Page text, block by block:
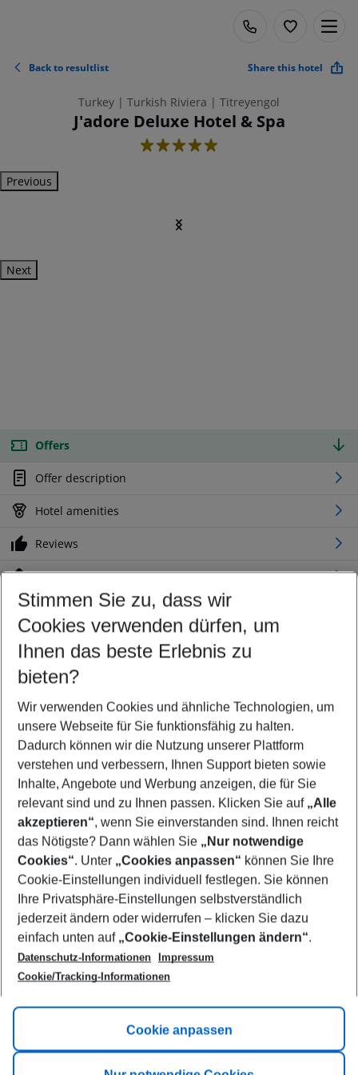
Back to resultlist Share this hotel
Turkey | Turkish Riviera | Titreyengol
J'adore Deluxe Hotel & Spa
5
Previous
Next
Offers
Offer description
Hotel amenities
Reviews
Location
Customize your offer
Find the perfect deal which suits your best
Your departure airport
Any airport
Select your date range
11/08/26–09/08/27 5-8 nights
Who will travel
2 adults No children
Show more filter
Footer
Footer navigation
Title A
Link A
Stimmen Sie zu, dass wir
Cookies verwenden dürfen, um
Ihnen das beste Erlebnis zu
bieten?
Wir verwenden Cookies und ähnliche Technologien, um
unsere Webseite für Sie funktionsfähig zu halten.
Dadurch können wir die Nutzung unserer Plattform
verstehen und verbessern, Ihnen Support bieten sowie
Inhalte, Angebote und Werbung anzeigen, die für Sie
relevant sind und zu Ihnen passen. Klicken Sie auf „Alle
akzeptieren“, wenn Sie einverstanden sind. Ihnen reicht
das Nötigste? Dann wählen Sie „Nur notwendige
Cookies“. Unter „Cookies anpassen“ können Sie Ihre
Cookie-Einstellungen individuell festlegen. Sie können
Ihre Privatsphäre-Einstellungen selbstverständlich
jederzeit ändern oder widerrufen – klicken Sie dazu
einfach unten auf „Cookie-Einstellungen ändern“.
Datenschutz-Informationen
Impressum
Cookie/Tracking-Informationen
Cookie anpassen